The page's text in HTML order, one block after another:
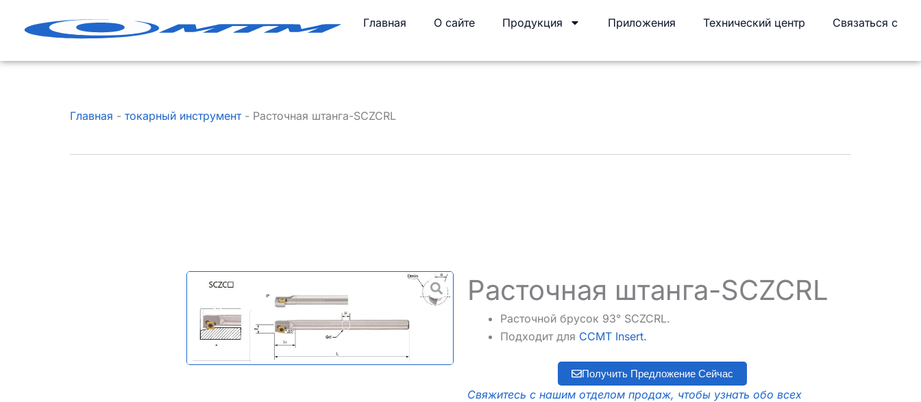
Главная О сайте Продукция Приложения Технический центр Связаться с
Главная - токарный инструмент- Расточная штанга-SCZCRL
Расточная штанга-SCZCRL
Расточной брусок 93° SCZCRL.
Подходит для CCMT Insert.
Получить Предложение Сейчас
Свяжитесь с нашим отделом продаж, чтобы узнать обо всех